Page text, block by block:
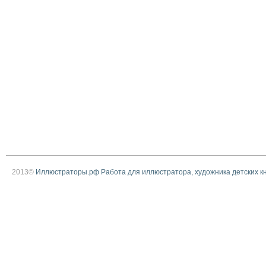
2013© Иллюстраторы.рф Работа для иллюстратора, художника детских